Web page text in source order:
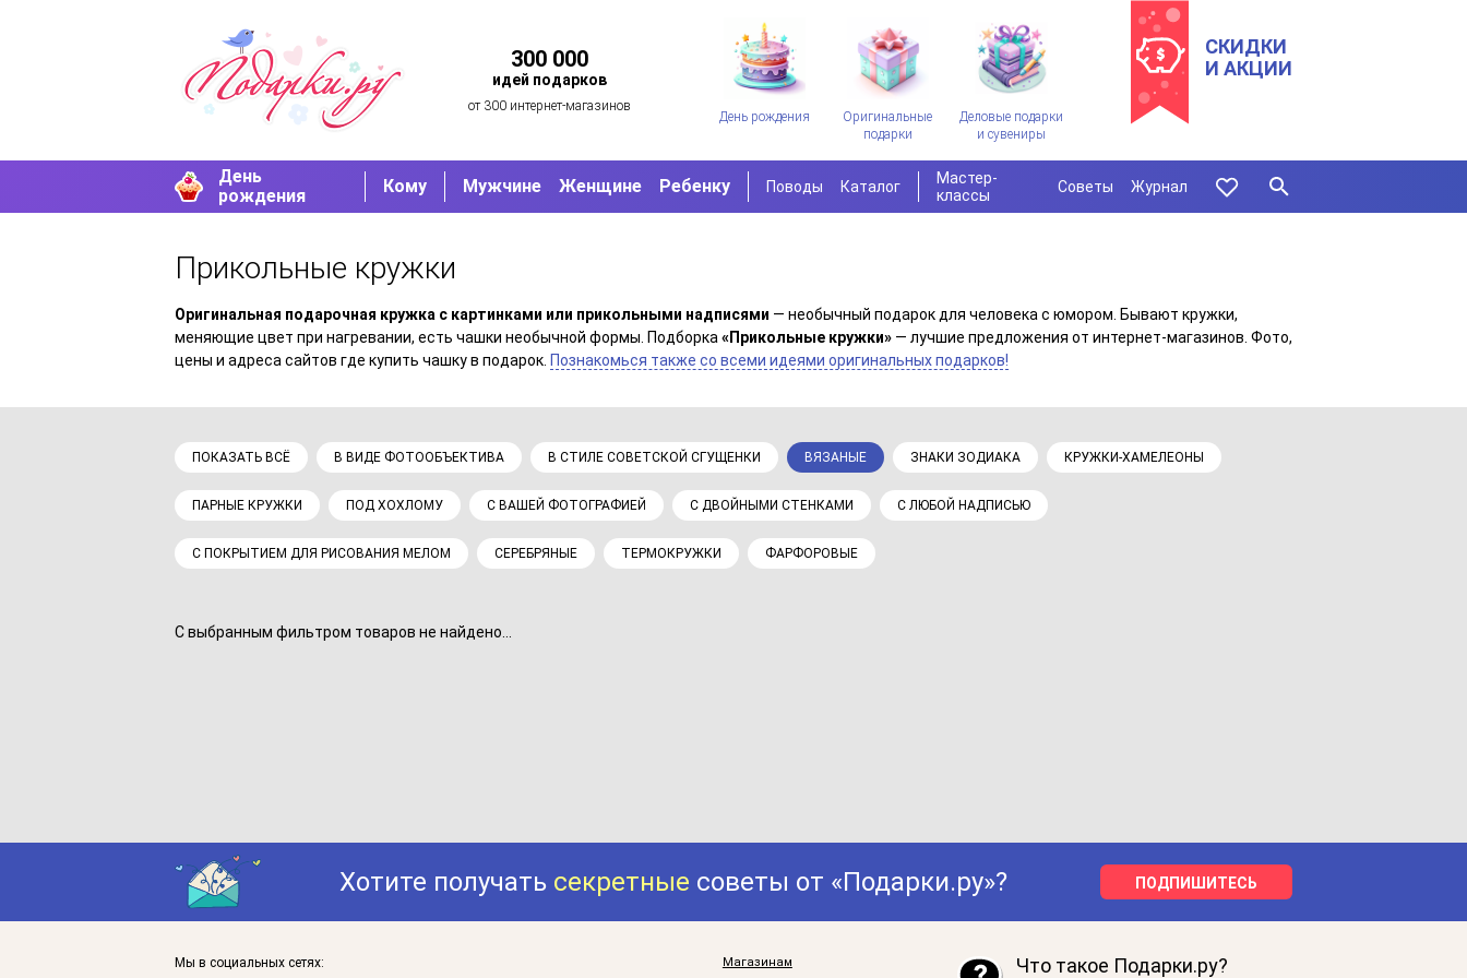
300 000
идей подарков
от 300 интернет-магазинов
День рождения
Оригинальные
подарки
Деловые подарки
и сувениры
СКИДКИ
И АКЦИИ
День
рождения
Кому Мужчине Женщине Ребенку Поводы Каталог
Мастер-
классы
Советы Журнал
Прикольные кружки
Оригинальная подарочная кружка с картинками или прикольными надписями — необычный подарок для человека с юмором. Бывают кружки,
меняющие цвет при нагревании, есть чашки необычной формы. Подборка«Прикольные кружки» — лучшие предложения от интернет-магазинов. Фото,
цены и адреса сайтов где купить чашку в подарок. Познакомься также со всеми идеями оригинальных подарков!
ПОКАЗАТЬ ВСЁ В ВИДЕ ФОТООБЪЕКТИВА В СТИЛЕ СОВЕТСКОЙ СГУЩЕНКИ ВЯЗАНЫЕ ЗНАКИ ЗОДИАКА КРУЖКИ-ХАМЕЛЕОНЫ
ПАРНЫЕ КРУЖКИ ПОД ХОХЛОМУ С ВАШЕЙ ФОТОГРАФИЕЙ С ДВОЙНЫМИ СТЕНКАМИ С ЛЮБОЙ НАДПИСЬЮ
С ПОКРЫТИЕМ ДЛЯ РИСОВАНИЯ МЕЛОМ СЕРЕБРЯНЫЕ ТЕРМОКРУЖКИ ФАРФОРОВЫЕ
С выбранным фильтром товаров не найдено...
Хотите получать секретные советы от «Подарки.ру»? ПОДПИШИТЕСЬ
Мы в социальных сетях: Магазинам Что такое Подарки.ру?